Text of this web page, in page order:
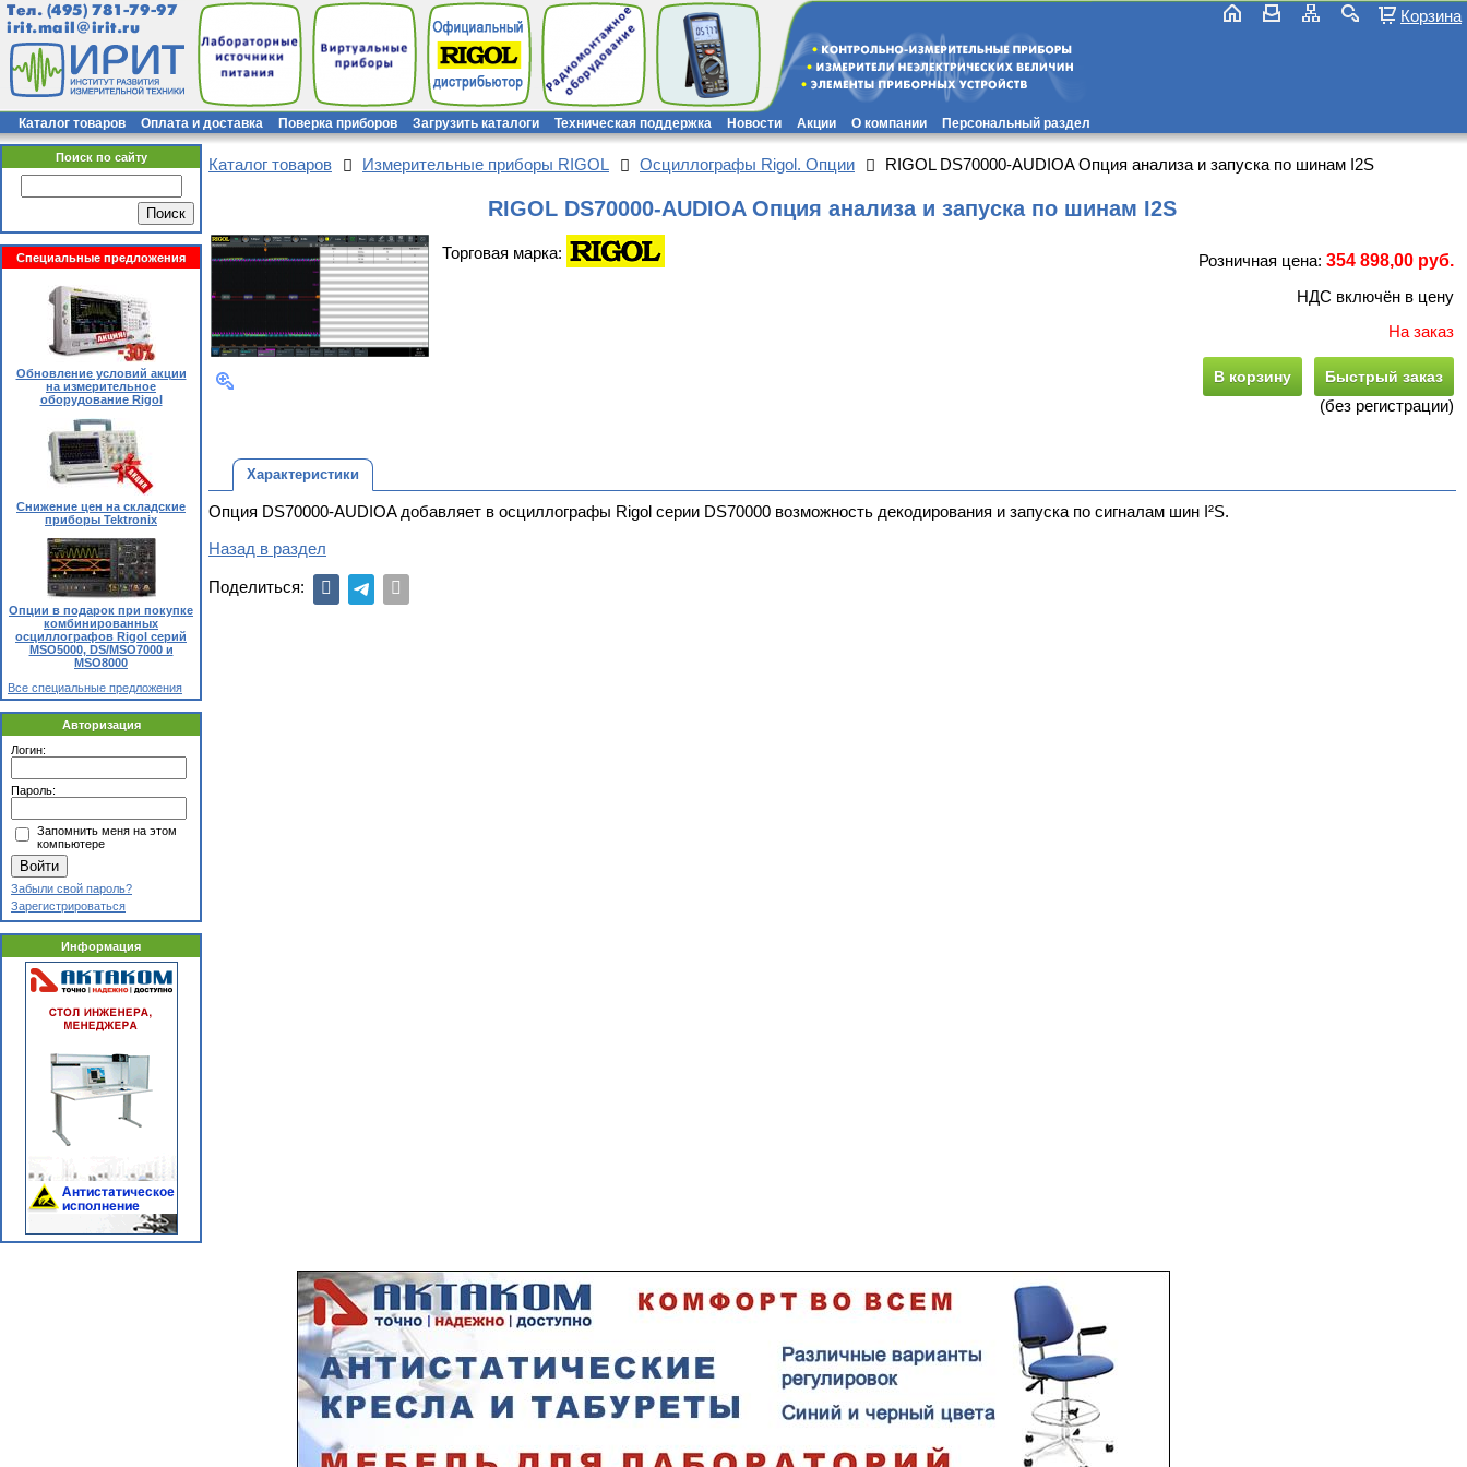
Тел. (495) 781-79-97
irit.mail@irit.ru
Корзина
Каталог товаров Оплата и доставка Поверка приборов Загрузить каталоги Техническая поддержка Новости Акции О компании Персональный раздел
Поиск по сайту
Специальные предложения
Обновление условий акции
на измерительное
оборудование Rigol
Снижение цен на складские
приборы Tektronix
Опции в подарок при покупке
комбинированных
осциллографов Rigol серий
MSO5000, DS/MSO7000 и
MSO8000
Все специальные предложения
Авторизация
Логин:
Пароль:
Запомнить меня на этом
компьютере
Забыли свой пароль?
Зарегистрироваться
Информация
Каталог товаров Измерительные приборы RIGOL Осциллографы Rigol. Опции RIGOL DS70000-AUDIOA Опция анализа и запуска по шинам I2S
RIGOL DS70000-AUDIOA Опция анализа и запуска по шинам I2S
Торговая марка: Розничная цена: 354 898,00 руб.
НДС включён в цену
На заказ
В корзину Быстрый заказ
(без регистрации)
Характеристики
Опция DS70000-AUDIOA добавляет в осциллографы Rigol серии DS70000 возможность декодирования и запуска по сигналам шин I²S.
Назад в раздел
Поделиться: